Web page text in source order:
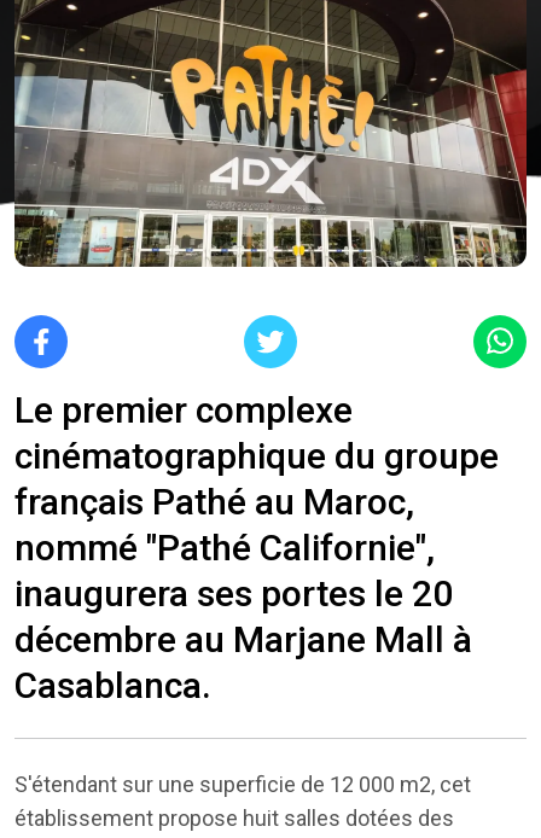
Le premier complexe
cinématographique du groupe
français Pathé au Maroc,
nommé "Pathé Californie",
inaugurera ses portes le 20
décembre au Marjane Mall à
Casablanca.
S'étendant sur une superficie de 12 000 m2, cet
établissement propose huit salles dotées des